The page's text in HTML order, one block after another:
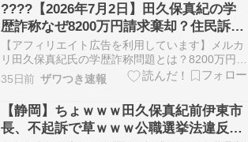
????️【2026年7月2日】田久保真紀の学
歴詐称なぜ8200万円請求棄却？住民訴訟
の衝撃展開
【アフィリエイト広告を利用しています】メルカ
リ田久保真紀氏の学歴詐称問題とは？8200万円の
選挙費用返還請求が棄却された理由と住民訴訟の
行方を解説静岡県伊東市で続く田久保真紀前市長
の学歴詐称問題が、新たな局面を迎えました。市
民有志が「学歴詐称問題によって発生した市議選
や市長選の費…
35日前 ザワつき速報
【静岡】ちょｗｗｗ田久保真紀前伊東市
長、不起訴で草ｗｗｗ公職選挙法違反っ